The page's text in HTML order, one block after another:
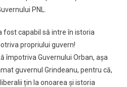
PNL.
fost capabil să intre în istoria
propriului guvern!
împotriva Guvernului Orban, așa
guvernul Grindeanu, pentru că,
țin la onoarea și istoria